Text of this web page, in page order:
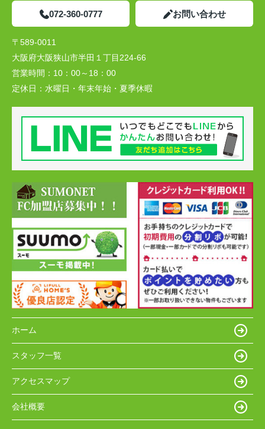
072-360-0777 お問い合わせ
〒589-0011
大阪府大阪狭山市半田１丁目224-66
営業時間： 10：00～18：00
定休日： 水曜日・年末年始・夏季休暇
ホーム
スタッフ一覧
アクセスマップ
会社概要